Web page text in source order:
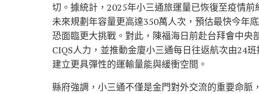
切。據統計，2025年小三通旅運量已恢復至疫情前
未來規劃年容量更高達350萬人次，預估最快今年
恐面臨更大挑戰。對此，陳福海日前赴台拜會中央
CIQS人力，並推動金廈小三通每日往返航次由24班
建立更具彈性的運輸量能與緩衝空間。
縣府強調，小三通不僅是金門對外交流的重要命